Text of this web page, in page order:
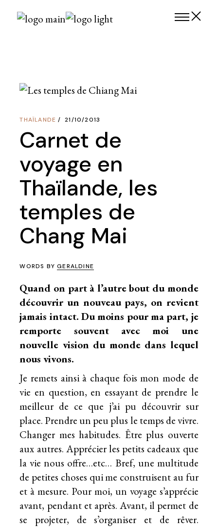
THAÏLANDE 21/10/2013
Carnet de
voyage en
Thaïlande, les
temples de
Chang Mai
WORDS BYGERALDINE
Quand on part à l’autre bout du monde
découvrir un nouveau pays, on revient
jamais intact. Du moins pour ma part, je
remporte souvent avec moi une
nouvelle vision du monde dans lequel
nous vivons.
Je remets ainsi à chaque fois mon mode de
vie en question, en essayant de prendre le
meilleur de ce que j’ai pu découvrir sur
place. Prendre un peu plus le temps de vivre.
Changer mes habitudes. Être plus ouverte
aux autres. Apprécier les petits cadeaux que
la vie nous offre…etc… Bref, une multitude
de petites choses qui me construisent au fur
et à mesure. Pour moi, un voyage s’apprécie
avant, pendant et après. Avant, il permet de
se projeter, de s’organiser et de rêver.